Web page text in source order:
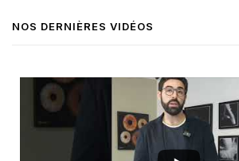
NOS DERNIÈRES VIDÉOS